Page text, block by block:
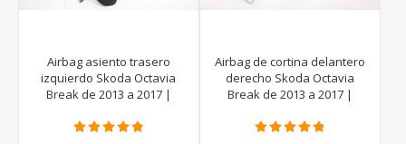
Airbag asiento trasero
izquierdo Skoda Octavia
Break de 2013 a 2017 |
Airbag de cortina delantero
derecho Skoda Octavia
Break de 2013 a 2017 |